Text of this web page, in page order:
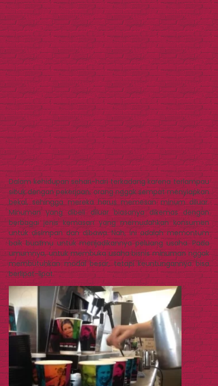
Dalam kehidupan sehari-hari terkadang karena terlampau
sibuk dengan pekerjaan, orang nggak sempat menyiapkan
bekal, sehingga mereka harus memesan minum diluar.
Minuman yang dibeli diluar biasanya dikemas dengan
berbagai jenis kemasan yang memudahkan konsumen
untuk disimpan dan dibawa. Nah, ini adalah memontum
baik buatmu untuk menjadikannya peluang usaha. Pada
umumnya, untuk membuka usaha bisnis minuman nggak
membutuhkan modal besar, tetapi keuntungannya bisa
berlipat-lipat.